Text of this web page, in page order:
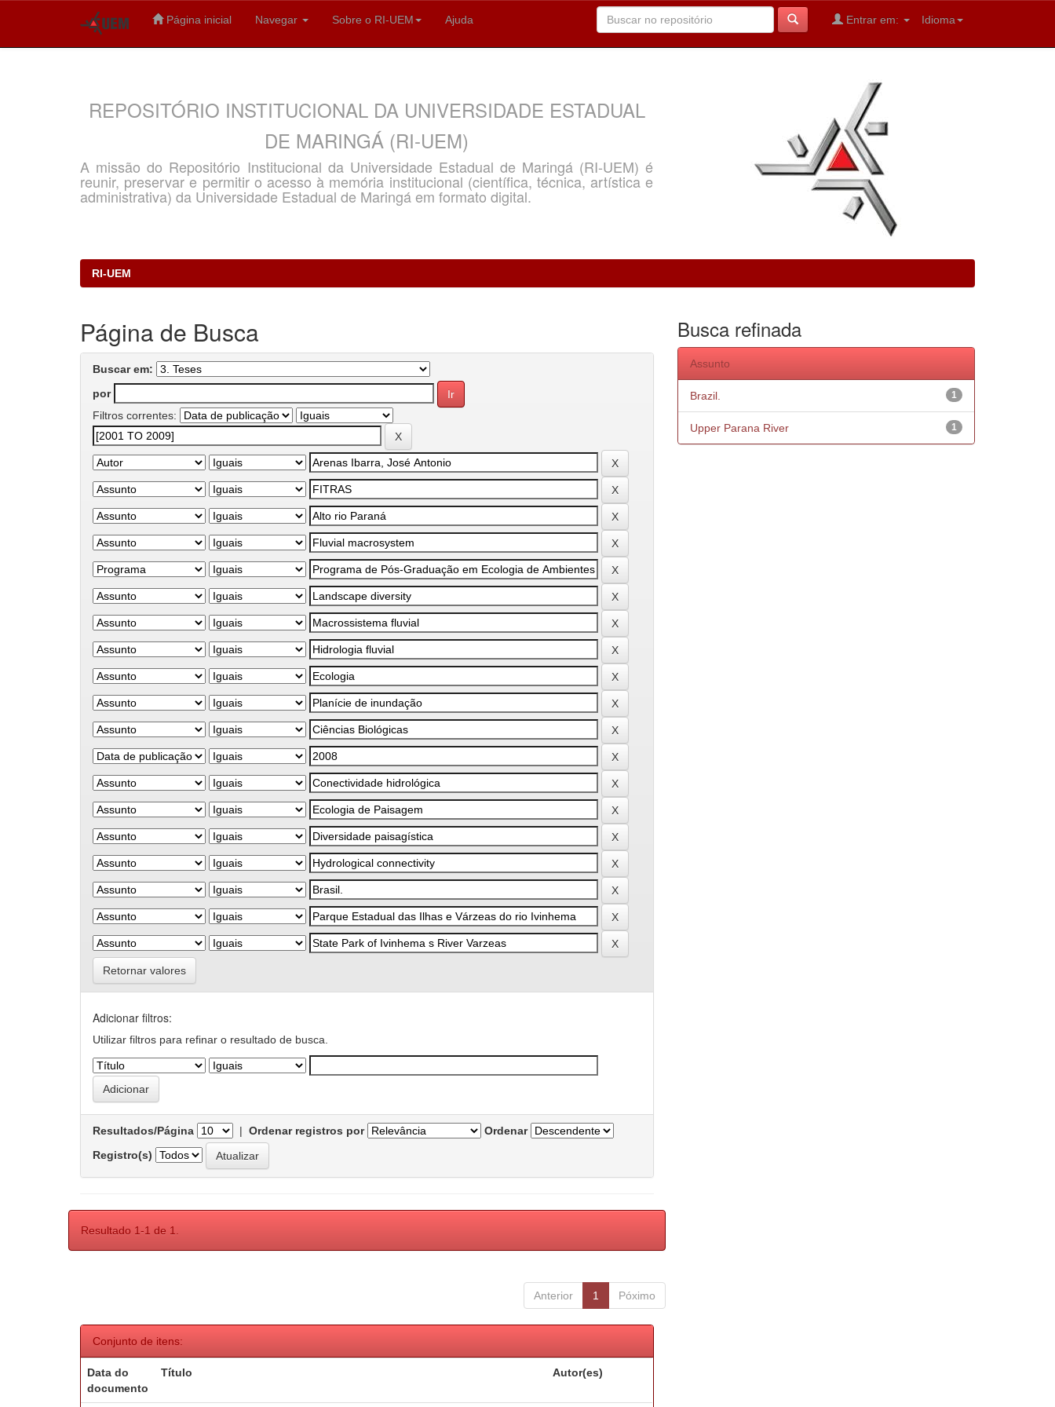
Página inicial Navegar Sobre o RI-UEM Ajuda Idioma
Entrar em:
REPOSITÓRIO INSTITUCIONAL DA UNIVERSIDADE ESTADUAL
DE MARINGÁ (RI-UEM)
A missão do Repositório Institucional da Universidade Estadual de Maringá (RI-UEM) é
reunir, preservar e permitir o acesso à memória institucional (científica, técnica, artística e
administrativa) da Universidade Estadual de Maringá em formato digital.
RI-UEM
Página de Busca
Buscar em:
por
Filtros correntes:
Retornar valores
Adicionar filtros:
Utilizar filtros para refinar o resultado de busca.
Resultados/Página | Ordenar registros por
Ordenar
Registro(s)
Resultado 1-1 de 1.
Anterior 1 Póximo
Conjunto de itens:
Data do
documento
Título Autor(es)
Busca refinada
Assunto
1
Brazil.
1
Upper Parana River